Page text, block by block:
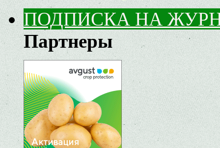
ПОДПИСКА НА
Партнеры